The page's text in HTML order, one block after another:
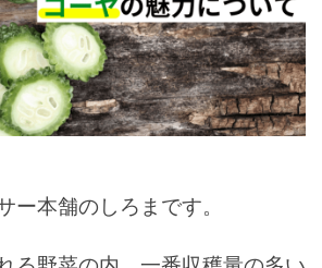
ー本舗のしろまです。